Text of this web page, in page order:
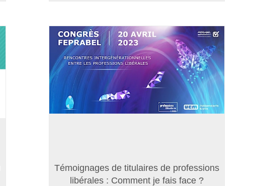
Témoignages de titulaires de professions
libérales : Comment je fais face ?